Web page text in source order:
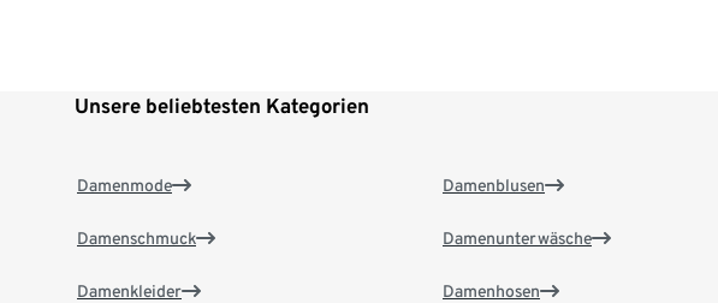
Unsere beliebtesten Kategorien
Damenmode
Damenschmuck
Damenkleider
Damenblusen
Damenunterwäsche
Damenhosen